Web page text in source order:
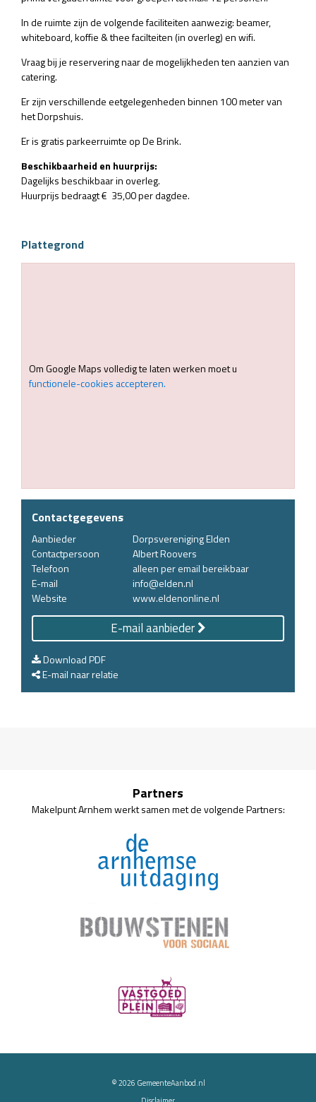
In de ruimte zijn de volgende faciliteiten aanwezig: beamer,
whiteboard, koffie & thee facilteiten (in overleg) en wifi.
Vraag bij je reservering naar de mogelijkheden ten aanzien van
catering.
Er zijn verschillende eetgelegenheden binnen 100 meter van
het Dorpshuis.
Er is gratis parkeerruimte op De Brink.
Beschikbaarheid en huurprijs:
Dagelijks beschikbaar in overleg.
Huurprijs bedraagt € 35,00 per dagdee.
Plattegrond
Om Google Maps volledig te laten werken moet u
functionele-cookies accepteren.
Contactgegevens
Aanbieder
Dorpsvereniging Elden
Contactpersoon
Albert Roovers
Telefoon
alleen per email bereikbaar
E-mail
info@elden.nl
Website
www.eldenonline.nl
E-mail aanbieder
Download PDF
E-mail naar relatie
Partners
Makelpunt Arnhem werkt samen met de volgende Partners:
© 2026 GemeenteAanbod.nl